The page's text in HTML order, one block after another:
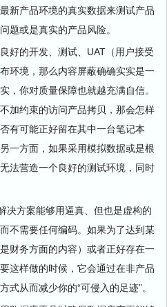
新产品环境的真实数据来测试产品
题或是真实的产品风险。
好的开发、测试、UAT（用户接受
环境，那么内容屏蔽确确实实是一
，你对质量保障也就越充满自信。
加约束的访问产品拷贝，那会怎样
有可能正好留在其中一台笔记本
一方面，如果采用模拟数据或是根
法营造一个良好的测试环境，同时
决方案能够用逼真、但也是虚构的
不需要任何编码。如果为了达到某
财务方面的内容）或者正好存在一
这样做的时候，它会通过在非产品
式从而减少你的“可侵入的足迹”。